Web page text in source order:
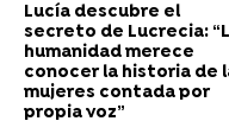
Lucía descubre el
secreto de Lucrecia:
humanidad merece
conocer la historia de
mujeres contada por
propia voz”